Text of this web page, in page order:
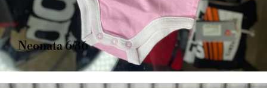
Neonata 6/36